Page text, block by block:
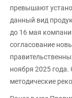
превышают
данный вид
до 16 мая
согласование
ноября 2025
методические